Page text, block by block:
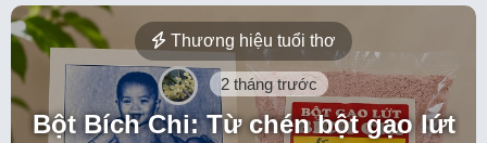
Thương hiệu tuổi thơ
2 tháng trước
Bột Bích Chi: Từ chén bột gạo lứt